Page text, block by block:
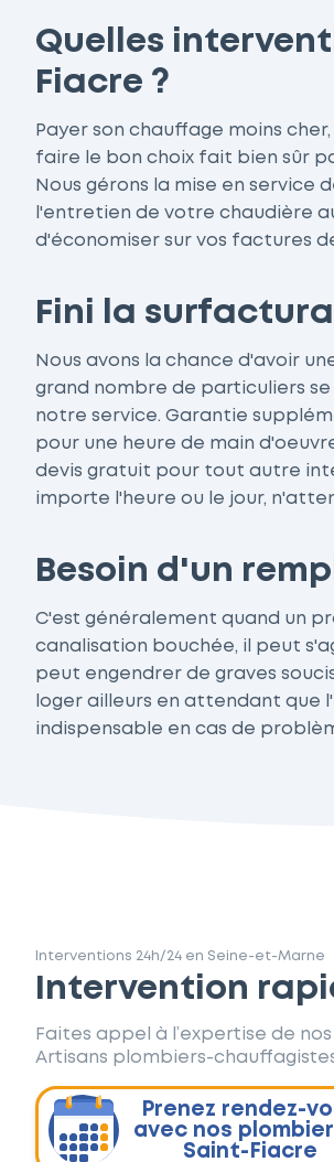
Quelles
Fiacre ?
Payer son chauffage moins
faire le bon choix fait bien sûr
Nous gérons la mise en
l'entretien de votre chaudière
d'économiser sur vos factures
Fini la
Nous avons la chance d'avoir
grand nombre de particuliers
notre service. Garantie
pour une heure de main
devis gratuit pour tout autre
importe l'heure ou le jour,
Besoin d'un
C'est généralement quand un
canalisation bouchée, il peut
peut engendrer de graves
loger ailleurs en attendant que
indispensable en cas de
Interventions 24h/24 en Seine-et-Marne
Intervention
Faites appel à l’expertise de
Artisans plombiers-
Prenez rendez-
avec nos
Saint-Fiacre